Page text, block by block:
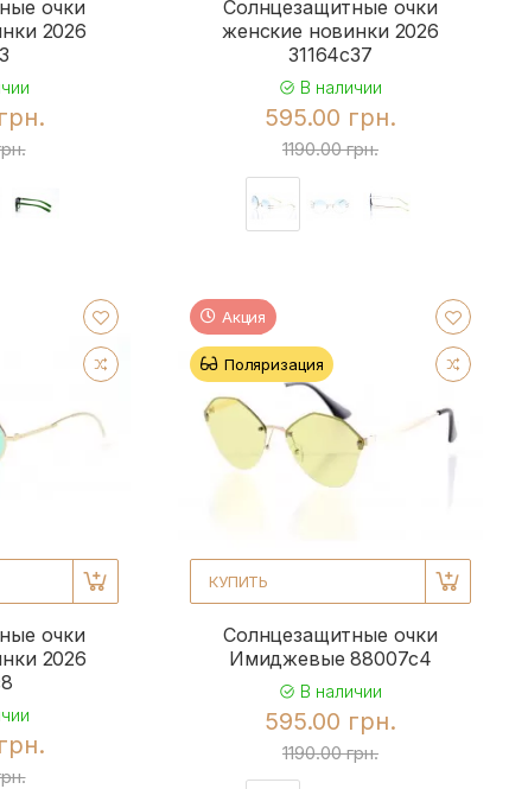
очки
2026
Солнцезащитные очки
женские новинки 2026
31164с37
В наличии
595.00 грн.
1190.00 грн.
очки
2026
Акция
Поляризация
КУПИТЬ
Солнцезащитные очки
Имиджевые 88007c4
В наличии
595.00 грн.
1190.00 грн.